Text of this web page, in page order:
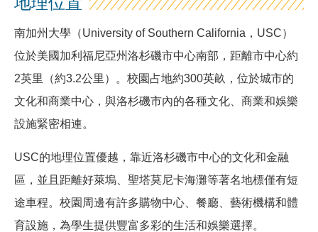
南加州大學（University of Southern California，USC）
位於美國加利福尼亞州洛杉磯市中心南部，距離市中心約
2英里（約3.2公里）。校園占地約300英畝，位於城市的
文化和商業中心，與洛杉磯市內的各種文化、商業和娛樂
設施緊密相連。
USC的地理位置優越，靠近洛杉磯市中心的文化和金融
區，並且距離好萊塢、聖塔莫尼卡海灘等著名地標僅有短
途車程。校園周邊有許多購物中心、餐廳、藝術機構和體
育設施，為學生提供豐富多彩的生活和娛樂選擇。